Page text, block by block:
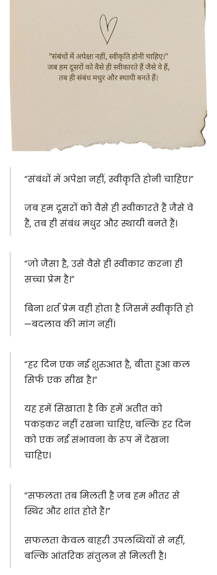
“संबंधों में अपेक्षा नहीं, स्वीकृति होनी चाहिए।”
जब हम दूसरों को वैसे ही स्वीकारते हैं जैसे वे
हैं, तब ही संबंध मधुर और स्थायी बनते हैं।
“जो जैसा है, उसे वैसे ही स्वीकार करना ही
सच्चा प्रेम है।”
बिना शर्त प्रेम वही होता है जिसमें स्वीकृति हो
—बदलाव की मांग नहीं।
“हर दिन एक नई शुरुआत है, बीता हुआ कल
सिर्फ एक सीख है।”
यह हमें सिखाता है कि हमें अतीत को
पकड़कर नहीं रखना चाहिए, बल्कि हर दिन
को एक नई संभावना के रूप में देखना
चाहिए।
“सफलता तब मिलती है जब हम भीतर से
स्थिर और शांत होते हैं।”
सफलता केवल बाहरी उपलब्धियों से नहीं,
बल्कि आंतरिक संतुलन से मिलती है।